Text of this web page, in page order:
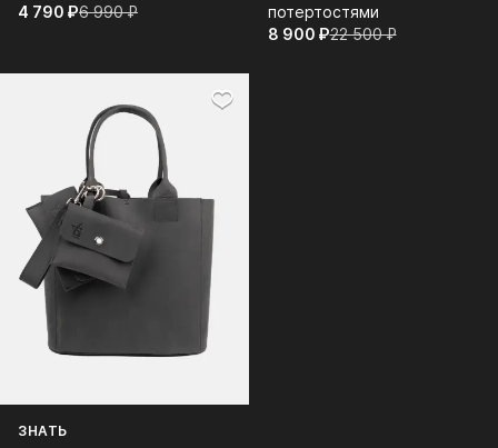
4 790⁠ ⁠₽6 990⁠ ⁠₽
потертостями
8 900⁠ ⁠₽22 500⁠ ⁠₽
ЗНАТЬ